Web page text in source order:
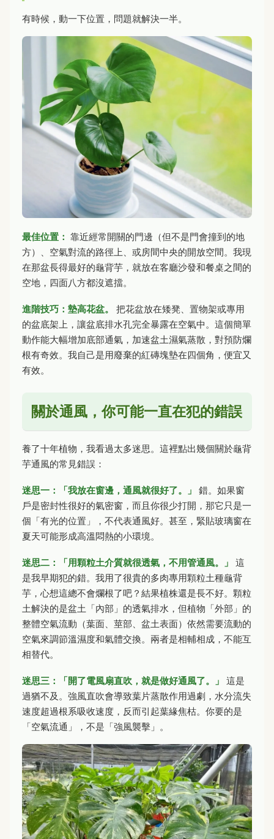
有時候，動一下位置，問題就解決一半。
最佳位置： 靠近經常開關的門邊（但不是門會撞到的地
方）、空氣對流的路徑上、或房間中央的開放空間。我現
在那盆長得最好的龜背芋，就放在客廳沙發和餐桌之間的
空地，四面八方都沒遮擋。
進階技巧：墊高花盆。
把花盆放在矮凳、置物架或專用
的盆底架上，讓盆底排水孔完全暴露在空氣中。這個簡單
動作能大幅增加底部通氣，加速盆土濕氣蒸散，對預防爛
根有奇效。我自己是用廢棄的紅磚塊墊在四個角，便宜又
有效。
關於通風，你可能一直在犯的錯誤
養了十年植物，我看過太多迷思。這裡點出幾個關於龜背
芋通風的常見錯誤：
迷思一：「我放在窗邊，通風就很好了。」
錯。如果窗
戶是密封性很好的氣密窗，而且你很少打開，那它只是一
個「有光的位置」，不代表通風好。甚至，緊貼玻璃窗在
夏天可能形成高溫悶熱的小環境。
迷思二：「用顆粒土介質就很透氣，不用管通風。」
這
是我早期犯的錯。我用了很貴的多肉專用顆粒土種龜背
芋，心想這總不會爛根了吧？結果植株還是長不好。顆粒
土解決的是盆土「內部」的透氣排水，但植物「外部」的
整體空氣流動（葉面、莖部、盆土表面）依然需要流動的
空氣來調節溫濕度和氣體交換。兩者是相輔相成，不能互
相替代。
迷思三：「開了電風扇直吹，就是做好通風了。」
這是
過猶不及。強風直吹會導致葉片蒸散作用過劇，水分流失
速度超過根系吸收速度，反而引起葉緣焦枯。你要的是
「空氣流通」，不是「強風襲擊」。